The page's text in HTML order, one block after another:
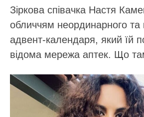
Зіркова співачка Настя
обличчям неординарного та
адвент-календаря, який їй
відома мережа аптек. Що